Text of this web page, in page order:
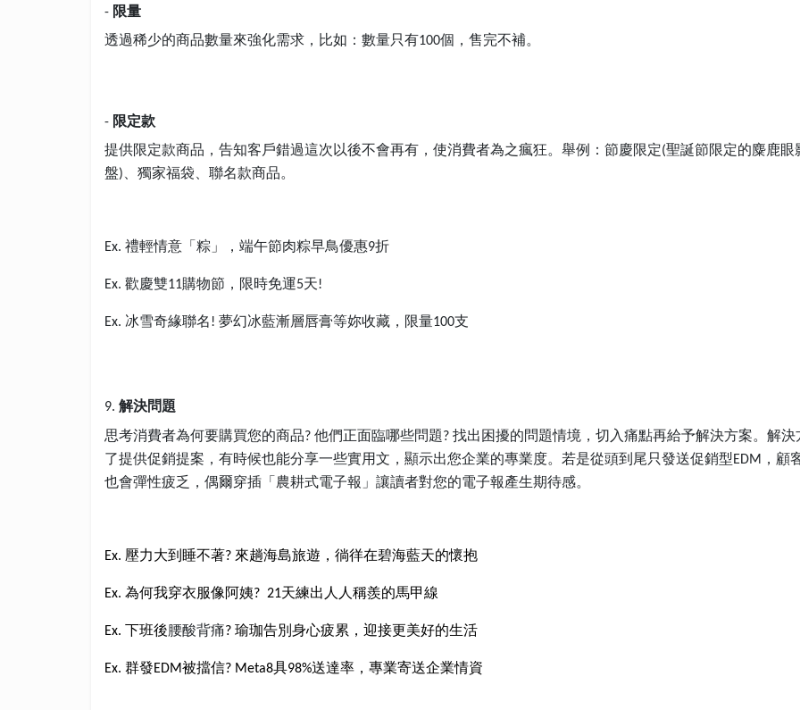
- 限量
透過稀少的商品數量來強化需求，比如：數量只有100個，售完不補。
- 限定款
提供限定款商品，告知客戶錯過這次以後不會再有，使消費者為之瘋狂。舉例：節慶限定(聖誕節限定的麋鹿眼
盤)、獨家福袋、聯名款商品。
Ex. 禮輕情意「粽」，端午節肉粽早鳥優惠9折
Ex. 歡慶雙11購物節，限時免運5天!
Ex. 冰雪奇緣聯名! 夢幻冰藍漸層唇膏等妳收藏，限量100支
9. 解決問題
思考消費者為何要購買您的商品? 他們正面臨哪些問題? 找出困擾的問題情境，切入痛點再給予解決方案。解決
了提供促銷提案，有時候也能分享一些實用文，顯示出您企業的專業度。若是從頭到尾只發送促銷型EDM ，顧
也會彈性疲乏，偶爾穿插 「農耕式電子報」讓讀者對您的電子報產生期待感。
Ex. 壓力大到睡不著? 來趟海島旅遊，徜徉在碧海藍天的懷抱
Ex. 為何我穿衣服像阿姨? 21天練出人人稱羨的馬甲線
Ex. 下班後腰酸背痛? 瑜珈告別身心疲累，迎接更美好的生活
Ex. 群發EDM被擋信? Meta8具98%送達率，專業寄送企業情資